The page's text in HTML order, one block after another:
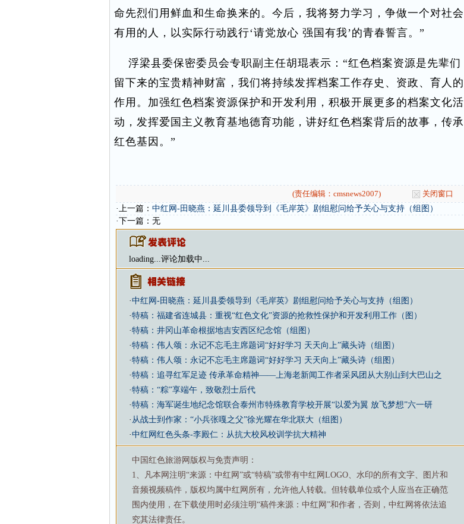
命先烈们用鲜血和生命换来的。今后，我将努力学习，争做一个对社会
有用的人，以实际行动践行‘请党放心 强国有我’的青春誓言。”
浮梁县委保密委员会专职副主任胡琨表示：“红色档案资源是先辈们
留下来的宝贵精神财富，我们将持续发挥档案工作存史、资政、育人的
作用。加强红色档案资源保护和开发利用，积极开展更多的档案文化活
动，发挥爱国主义教育基地德育功能，讲好红色档案背后的故事，传承
红色基因。”
(责任编辑：cmsnews2007)
关闭窗口
·上一篇： 中红网-田晓燕：延川县委领导到《毛岸英》剧组慰问给予关心与支持（组图）
·下一篇：无
loading...评论加载中...
·中红网-田晓燕：延川县委领导到《毛岸英》剧组慰问给予关心与支持（组图）
·特稿：福建省连城县：重视“红色文化”资源的抢救性保护和开发利用工作（图）
·特稿：井冈山革命根据地吉安西区纪念馆（组图）
·特稿：伟人颂：永记不忘毛主席题词“好好学习 天天向上”藏头诗（组图）
·特稿：伟人颂：永记不忘毛主席题词“好好学习 天天向上”藏头诗（组图）
·特稿：追寻红军足迹 传承革命精神——上海老新闻工作者采风团从大别山到大巴山之
·特稿：“粽”享端午，致敬烈士后代
·特稿：海军诞生地纪念馆联合泰州市特殊教育学校开展“以爱为翼 放飞梦想”六一研
· 从战士到作家：“小兵张嘎之父”徐光耀在华北联大（组图）
·中红网红色头条-李殿仁：从抗大校风校训学抗大精神
中国红色旅游网版权与免责声明：
1、凡本网注明“来源：中红网”或“特稿”或带有中红网LOGO、水印的所有文字、图片和
音频视频稿件，版权均属中红网所有，允许他人转载。但转载单位或个人应当在正确范
围内使用，在下载使用时必须注明“稿件来源：中红网”和作者，否则，中红网将依法追
究其法律责任。